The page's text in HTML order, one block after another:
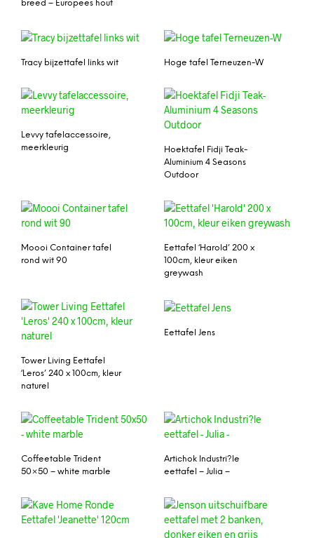
breed – Europees hout
Tracy bijzettafel links wit Hoge tafel Terneuzen-W
Levvy tafelaccessoire,
meerkleurig
Hoektafel Fidji Teak-
Aluminium 4 Seasons
Outdoor
Moooi Container tafel
rond wit 90
Eettafel ‘Harold’ 200 x
100cm, kleur eiken
greywash
Tower Living Eettafel
‘Leros’ 240 x 100cm, kleur
naturel
Eettafel Jens
Coffeetable Trident
50×50 – white marble
Artichok Industri?le
eettafel – Julia –